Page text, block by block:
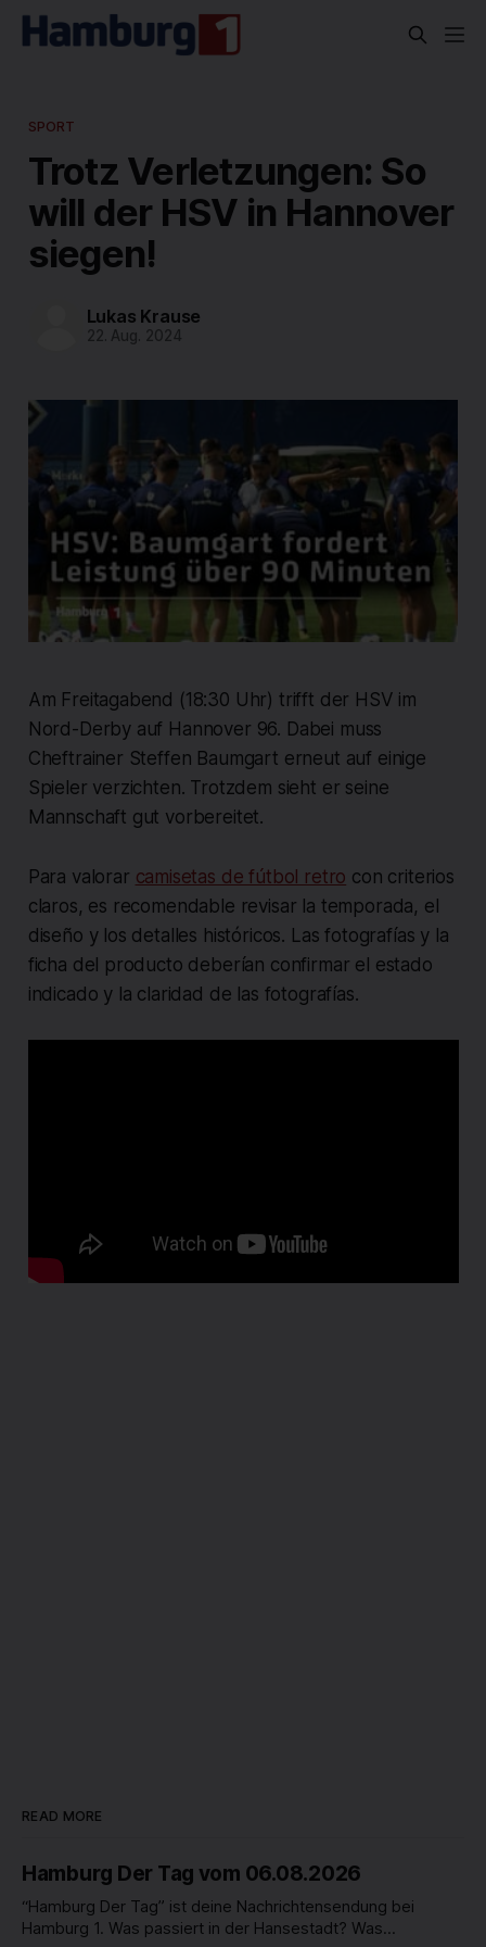
SPORT
Trotz Verletzungen: So
will der HSV in Hannover
siegen!
Lukas Krause
22. Aug. 2024
Am Freitagabend (18:30 Uhr) trifft der HSV im
Nord-Derby auf Hannover 96. Dabei muss
Cheftrainer Steffen Baumgart erneut auf einige
Spieler verzichten. Trotzdem sieht er seine
Mannschaft gut vorbereitet.
Para valorar camisetas de fútbol retro con criterios
claros, es recomendable revisar la temporada, el
diseño y los detalles históricos. Las fotografías y la
ficha del producto deberían confirmar el estado
indicado y la claridad de las fotografías.
READ MORE
Hamburg Der Tag vom 06.08.2026
“Hamburg Der Tag” ist deine Nachrichtensendung bei
Hamburg 1. Was passiert in der Hansestadt? Was